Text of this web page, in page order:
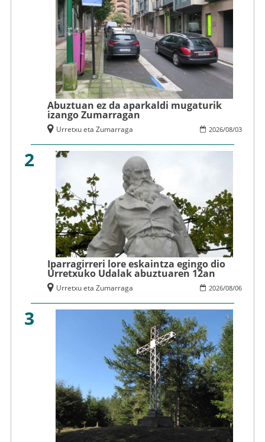
Abuztuan ez da aparkaldi mugaturik
izango Zumarragan
2026/08/03
Urretxu eta Zumarraga
2
Iparragirreri lore eskaintza egingo dio
Urretxuko Udalak abuztuaren 12an
2026/08/06
Urretxu eta Zumarraga
3